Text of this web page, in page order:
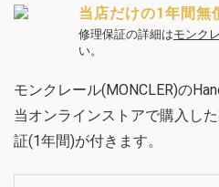
–
当店だけの1年間無
修理保証の詳細はモンク
い。
モンクレール(MONCLER)の
当オンラインストアで購入し
証(1年間)が付きます。